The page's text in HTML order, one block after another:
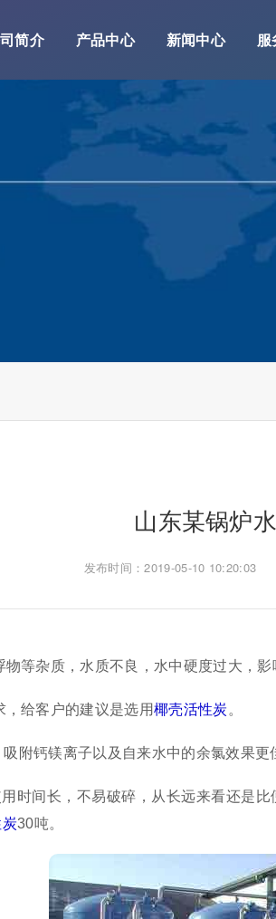
简介 产品中心 新闻中心 服
山东某锅炉
发布时间：2019-05-10 10:20:03
等杂质，水质不良，水中硬度过大，影
，给客户的建议是选用椰壳活性炭 。
附钙镁离子以及自来水中的余氯效果更
时间长，不易破碎，从长远来看还是
炭30吨。